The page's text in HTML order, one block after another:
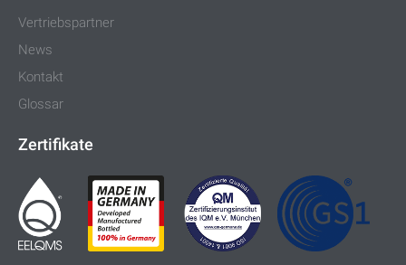
Vertriebspartner
News
Kontakt
Glossar
Zertifikate